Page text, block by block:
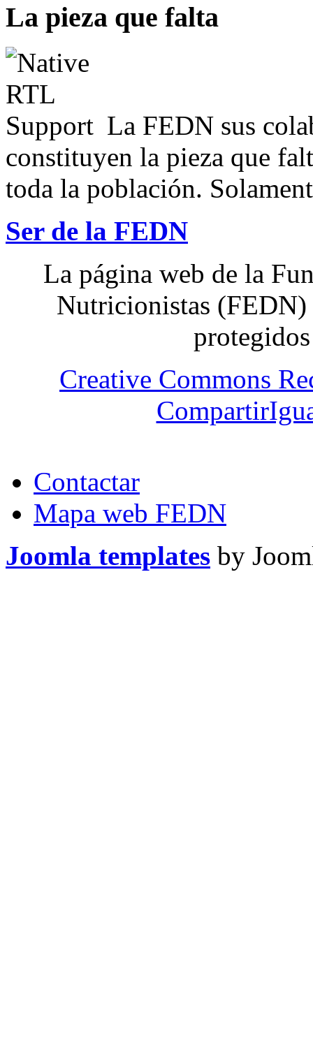
La pieza que falta
La FEDN sus
constituyen la pieza que
toda la población.
Ser de la FEDN
La página web de la
Nutricionistas (FEDN)
Creative Commons
Contactar
Mapa web FEDN
Joomla templates by